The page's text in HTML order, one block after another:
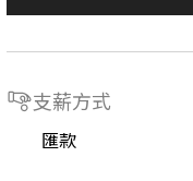
支薪方式
匯款